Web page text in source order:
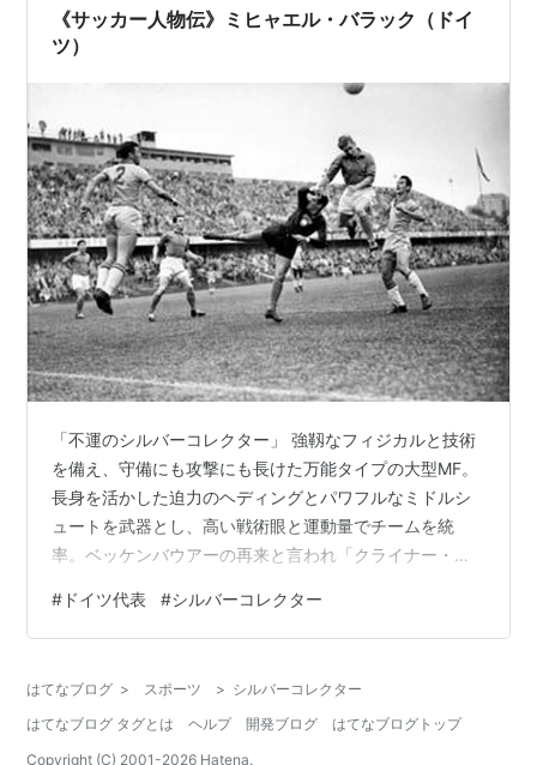
《サッカー人物伝》ミヒャエル・バラック（ドイ
ツ）
「不運のシルバーコレクター」 強靱なフィジカルと技術
を備え、守備にも攻撃にも長けた万能タイプの大型MF。
長身を活かした迫力のヘディングとパワフルなミドルシ
ュートを武器とし、高い戦術眼と運動量でチームを統
率。ベッケンバウアーの再来と言われ「クライナー・カ
ル・バラック（ Michael Ballack ）だ。 カイザースラウ
テルンで頭角を現し、バイエルン・ミュンヘン、チェル
プ優勝など、数々のタイトル獲得に中心的役割を果し
た。またドイツ代表でも主力を務め、06年W杯では旧東
独出身の選手として初めてキャプ…
# ドイツ代表 #シルバーコレクター
はてなブログ > スポーツ > シルバーコレクター
はてなブログ タグとは
ヘルプ 開発ブログ
はてなブログトップ
Copyright (C) 2001-2026 Hatena.